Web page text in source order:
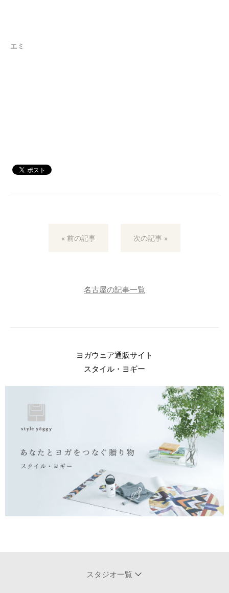
エミ
« 前の記事 次の記事 »
名古屋の記事一覧
ヨガウェア通販サイト
スタイル・ヨギー
スタジオ一覧